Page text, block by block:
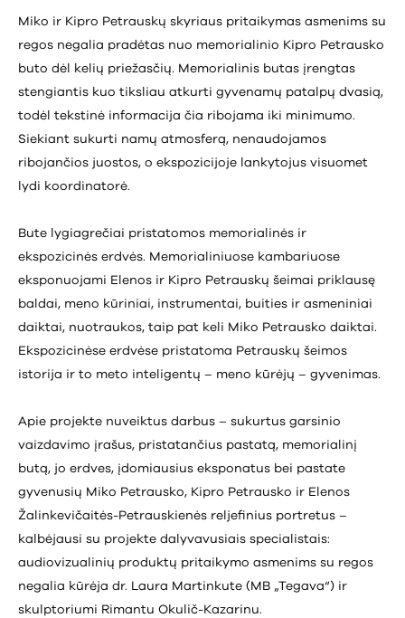
Miko ir Kipro Petrauskų skyriaus pritaikymas asmenims su
regos negalia pradėtas nuo memorialinio Kipro Petrausko
buto dėl kelių priežasčių. Memorialinis butas įrengtas
stengiantis kuo tiksliau atkurti gyvenamų patalpų dvasią,
todėl tekstinė informacija čia ribojama iki minimumo.
Siekiant sukurti namų atmosferą, nenaudojamos
ribojančios juostos, o ekspozicijoje lankytojus visuomet
lydi koordinatorė.
Bute lygiagrečiai pristatomos memorialinės ir
ekspozicinės erdvės. Memorialiniuose kambariuose
eksponuojami Elenos ir Kipro Petrauskų šeimai priklausę
baldai, meno kūriniai, instrumentai, buities ir asmeniniai
daiktai, nuotraukos, taip pat keli Miko Petrausko daiktai.
Ekspozicinėse erdvėse pristatoma Petrauskų šeimos
istorija ir to meto inteligentų – meno kūrėjų – gyvenimas.
Apie projekte nuveiktus darbus – sukurtus garsinio
vaizdavimo įrašus, pristatančius pastatą, memorialinį
butą, jo erdves, įdomiausius eksponatus bei pastate
gyvenusių Miko Petrausko, Kipro Petrausko ir Elenos
Žalinkevičaitės-Petrauskienės reljefinius portretus –
kalbėjausi su projekte dalyvavusiais specialistais:
audiovizualinių produktų pritaikymo asmenims su regos
negalia kūrėja dr. Laura Martinkute (MB „Tegava“) ir
skulptoriumi Rimantu Okulič-Kazarinu.